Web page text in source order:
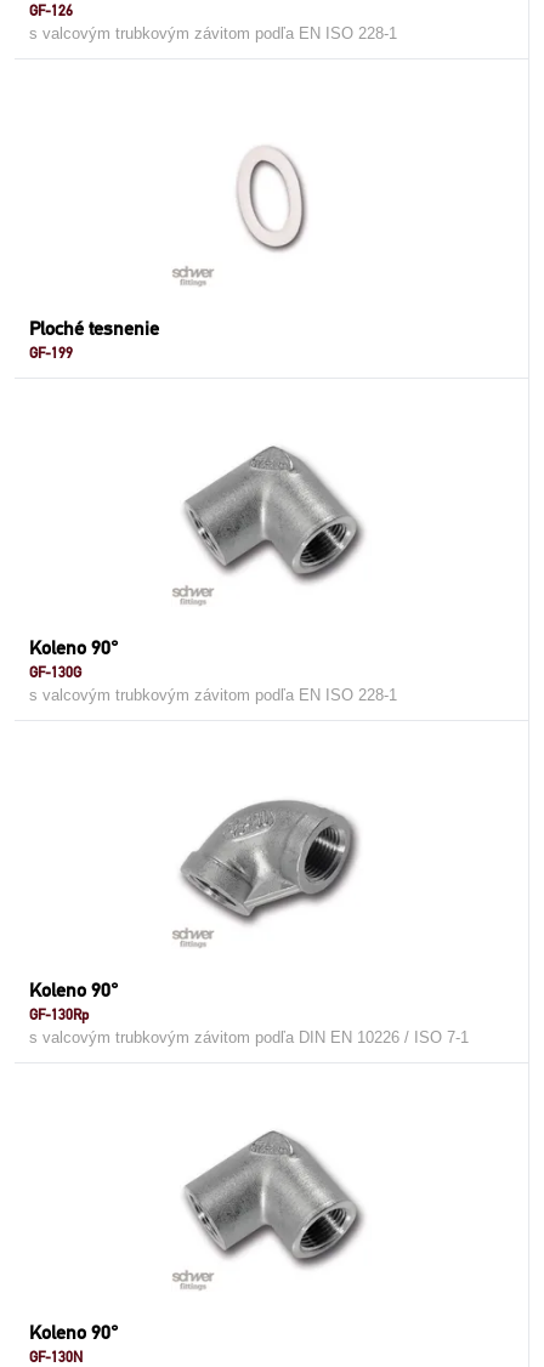
GF-126
s valcovým trubkovým závitom podľa EN ISO 228-1
Ploché tesnenie
GF-199
Koleno 90°
GF-130G
s valcovým trubkovým závitom podľa EN ISO 228-1
Koleno 90°
GF-130Rp
s valcovým trubkovým závitom podľa DIN EN 10226 / ISO 7-1
Koleno 90°
GF-130N